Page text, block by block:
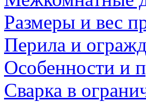
Размеры и вес
Перила и
Особенности и
Сварка в